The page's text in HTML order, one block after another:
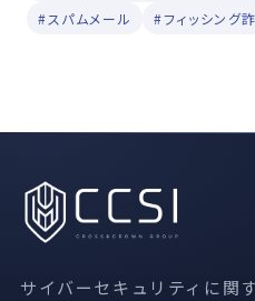
#スパムメール
#フィッシング
サイバーセキュリティに関